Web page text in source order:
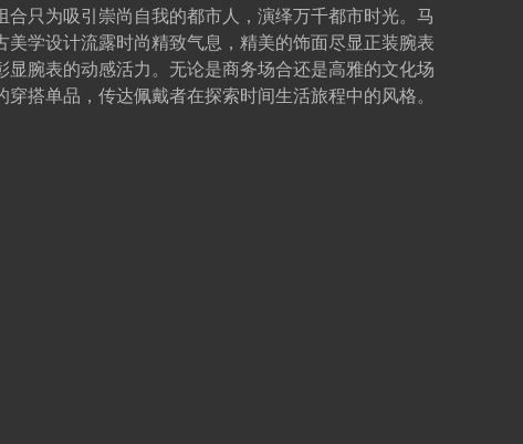
合只为吸引崇尚自我的都市人，演绎万千都市时光。马
美学设计流露时尚精致气息，精美的饰面尽显正装腕表
显腕表的动感活力。无论是商务场合还是高雅的文化场
搭单品，传达佩戴者在探索时间生活旅程中的风格。